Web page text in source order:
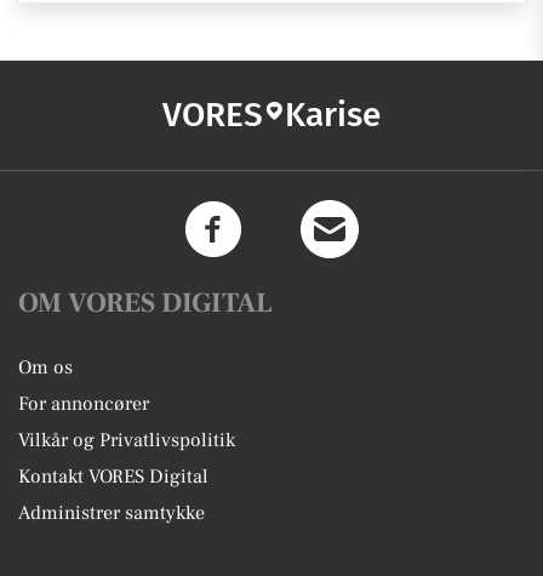
VORES Karise
OM VORES DIGITAL
Om os
For annoncører
Vilkår og Privatlivspolitik
Kontakt VORES Digital
Administrer samtykke